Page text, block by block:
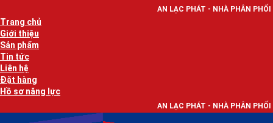
qua
nội
dung
AN LẠC PHÁT - NHÀ PHÂN PHỐI THIẾT BỊ
Trang chủ
Giới thiệu
Sản phẩm
Tin tức
Liên hệ
Đặt hàng
Hồ sơ năng lực
AN LẠC PHÁT - NHÀ PHÂN PHỐI THIẾT BỊ